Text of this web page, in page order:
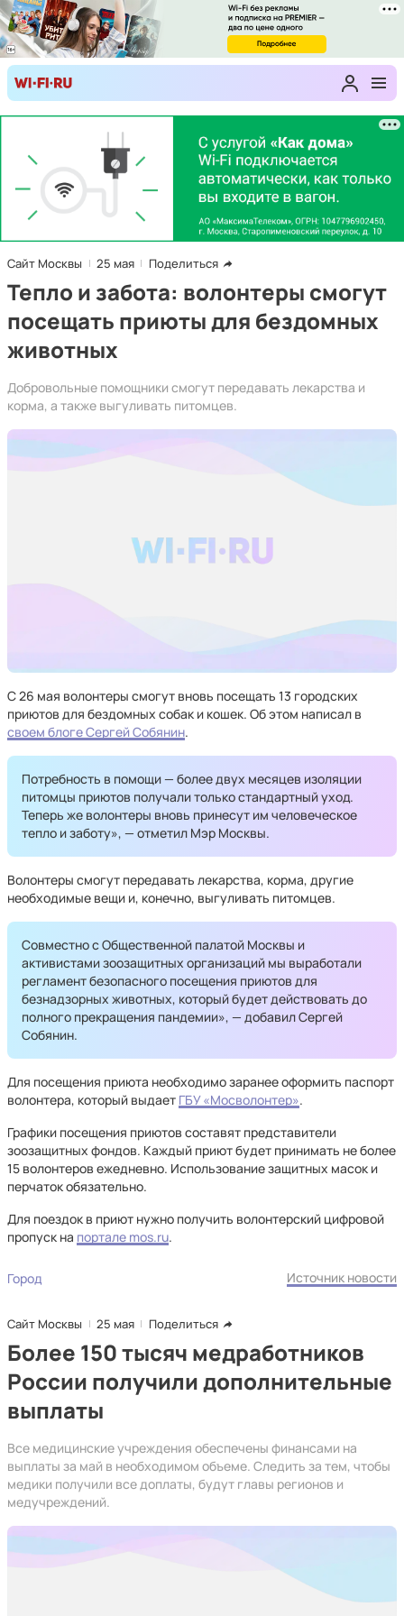
Сайт Москвы 25 мая Поделиться
Тепло и забота: волонтеры смогут
посещать приюты для бездомных
животных
Добровольные помощники смогут передавать лекарства и
корма, а также выгуливать питомцев.
С 26 мая волонтеры смогут вновь посещать 13 городских
приютов для бездомных собак и кошек. Об этом написал в
своем блоге Сергей Собянин.
Потребность в помощи — более двух месяцев изоляции
питомцы приютов получали только стандартный уход.
Теперь же волонтеры вновь принесут им человеческое
тепло и заботу», — отметил Мэр Москвы.
Волонтеры смогут передавать лекарства, корма, другие
необходимые вещи и, конечно, выгуливать питомцев.
Совместно с Общественной палатой Москвы и
активистами зоо­защитных организаций мы выработали
регламент безопасного посещения приютов для
безнадзорных животных, который будет действовать до
полного прекращения пандемии», — добавил Сергей
Собянин.
Для посещения приюта необходимо заранее оформить паспорт
волонтера, который выдает ГБУ «Мосволонтер».
Графики посещения приютов составят представители
зоозащитных фондов. Каждый приют будет принимать не более
15 волонтеров ежедневно. Использование защитных масок и
перчаток обязательно.
Для поездок в приют нужно получить волон­терский цифровой
пропуск на портале mos.ru.
Город Источник новости
Сайт Москвы 25 мая Поделиться
Более 150 тысяч медработников
России получили дополнительные
выплаты
Все медицинские учреждения обеспечены финансами на
выплаты за май в необходимом объеме. Следить за тем, чтобы
медики получили все доплаты, будут главы регионов и
медучреждений.